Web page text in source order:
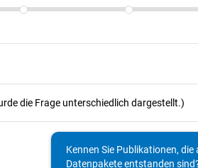
die Frage unterschiedlich dargestellt.)
Kennen Sie Publikationen,
Datenpakete entstanden